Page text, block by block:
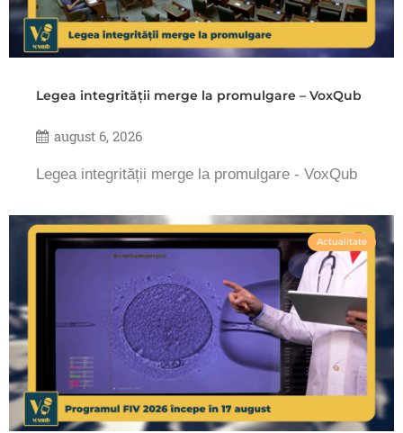
Legea integrității merge la promulgare – VoxQub
august 6, 2026
Legea integrității merge la promulgare - VoxQub
Actualitate